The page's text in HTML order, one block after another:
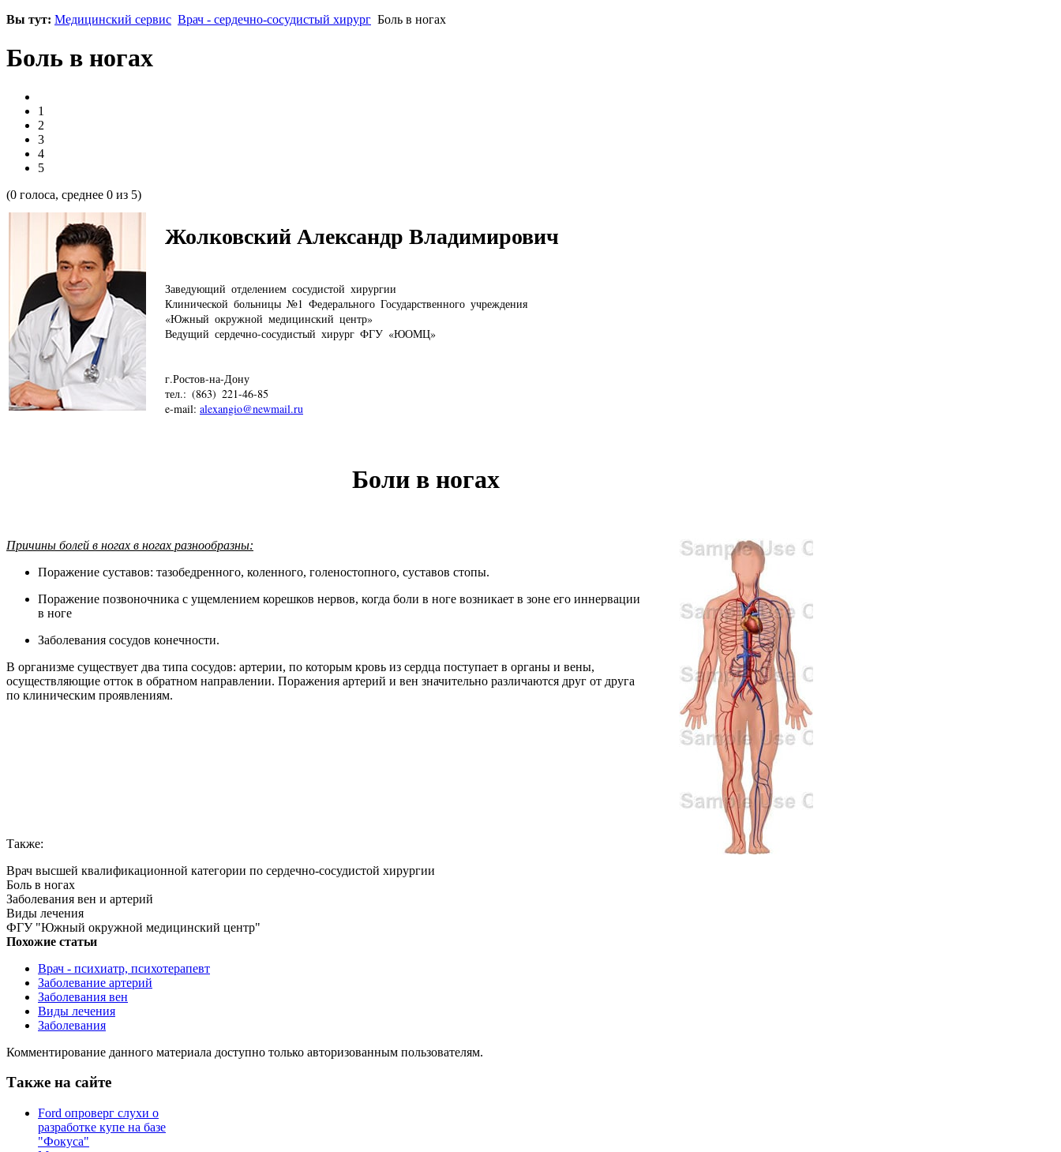
Вы тут: Медицинский сервис Врач - сердечно-сосудистый хирург Боль в ногах
Боль в ногах
1
2
3
4
5
(0 голоса, среднее 0 из 5)
Жолковский Александр Владимирович
Заведующий отделением сосудистой хирургии
Клинической больницы №1 Федерального Государственного учреждения
«Южный окружной медицинский центр»
Ведущий сердечно-сосудистый хирург ФГУ «ЮОМЦ»
г.Ростов-на-Дону
тел.: (863) 221-46-85
e-mail: alexangio@newmail.ru
Боли в ногах
Причины болей в ногах в ногах разнообразны:
Поражение суставов: тазобедренного, коленного, голеностопного, суставов стопы.
Поражение позвоночника с ущемлением корешков нервов, когда боли в ноге возникает в зоне его иннервации
в ноге
Заболевания сосудов конечности.
В организме существует два типа сосудов: артерии, по которым кровь из сердца поступает в органы и вены,
осуществляющие отток в обратном направлении. Поражения артерий и вен значительно различаются друг от друга
по клиническим проявлениям.
Также:
Врач высшей квалификационной категории по сердечно-сосудистой хирургии
Боль в ногах
Заболевания вен и артерий
Виды лечения
ФГУ "Южный окружной медицинский центр"
Похожие статьи
Врач - психиатр, психотерапевт
Заболевание артерий
Заболевания вен
Виды лечения
Заболевания
Комментирование данного материала доступно только авторизованным пользователям.
Также на сайте
Ford опроверг слухи о
разработке купе на базе
"Фокуса"